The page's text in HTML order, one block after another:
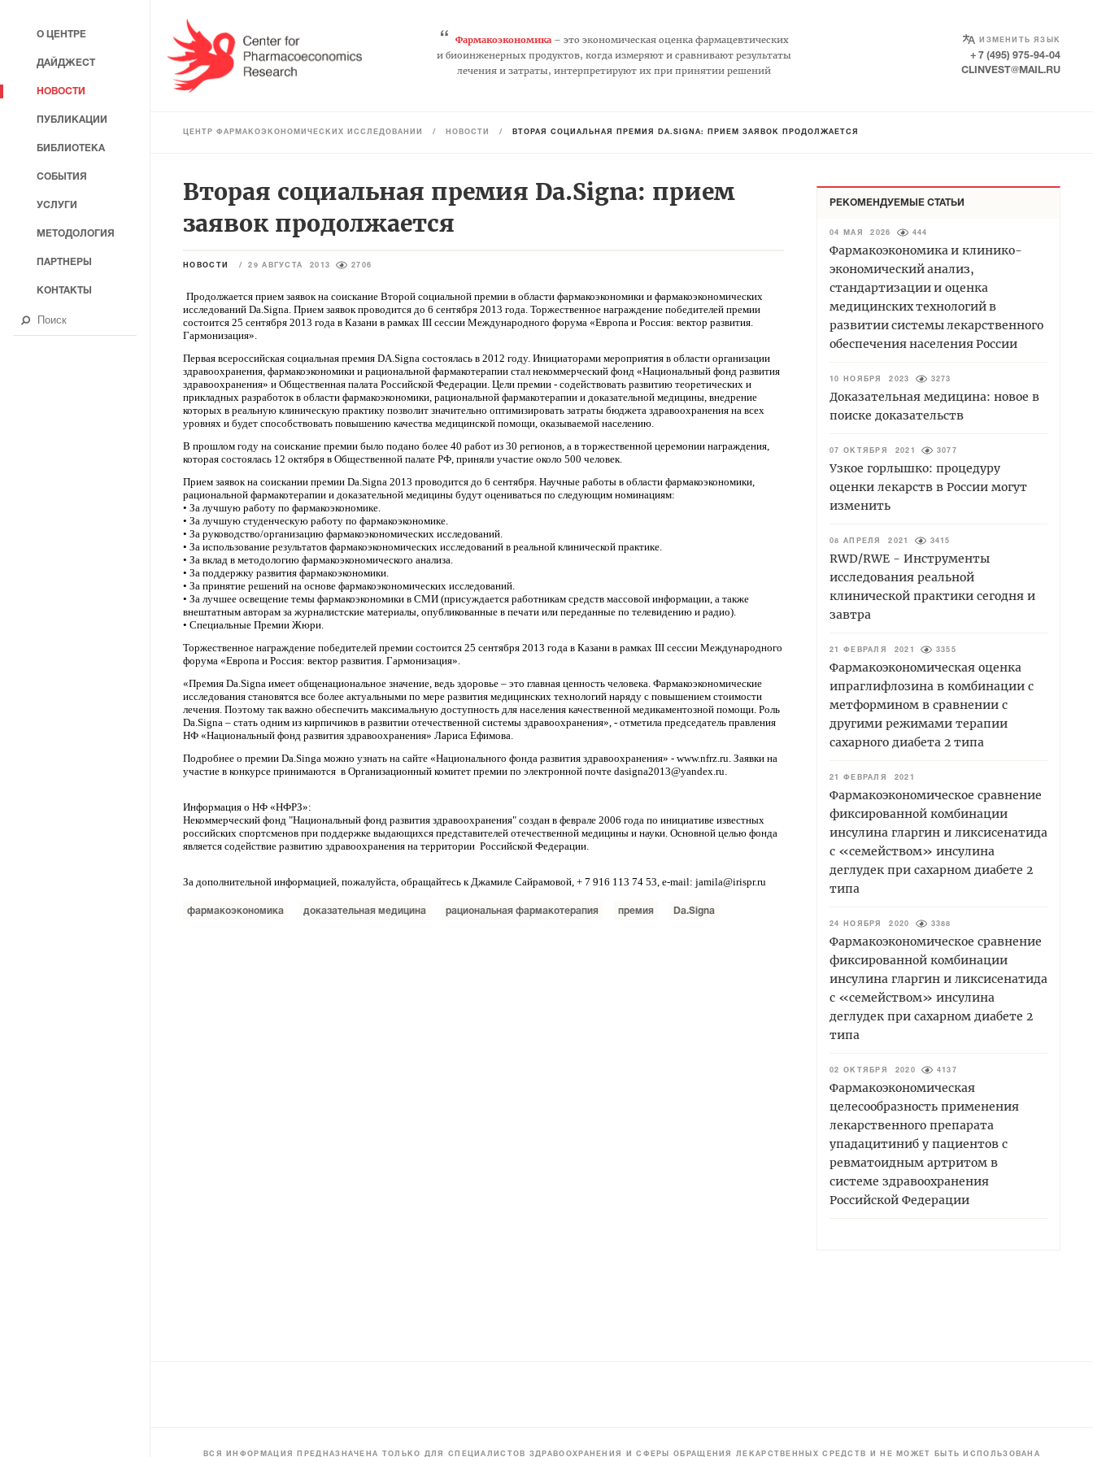
“ Фармакоэкономика– это экономическая оценка фармацевтических
и биоинженерных продуктов, когда измеряют и сравнивают результаты
лечения и затраты, интерпретируют их при принятии решений
ИЗМЕНИТЬ ЯЗЫК
SELECT LANGUAGE
+ 7 (495) 975-94-04
CLINVEST@MAIL.RU
ЦЕНТР ФАРМАКОЭКОНОМИЧЕСКИХ ИССЛЕДОВАНИЙ / НОВОСТИ / ВТОРАЯ СОЦИАЛЬНАЯ ПРЕМИЯ DА.SIGNA: ПРИЕМ ЗАЯВОК ПРОДОЛЖАЕТСЯ
Вторая социальная премия Dа.Signa: прием
заявок продолжается
НОВОСТИ / 29 АВГУСТА 2013 2706
Продолжается прием заявок на соискание Второй социальной премии в области фармакоэкономики и фармакоэкономических
исследований Da.Signa. Прием заявок проводится до 6 сентября 2013 года. Торжественное награждение победителей премии
состоится 25 сентября 2013 года в Казани в рамках III сессии Международного форума «Европа и Россия: вектор развития.
Гармонизация».
Первая всероссийская социальная премия DA.Signa состоялась в 2012 году. Инициаторами мероприятия в области организации
здравоохранения, фармакоэкономики и рациональной фармакотерапии стал некоммерческий фонд «Национальный фонд развития
здравоохранения» и Общественная палата Российской Федерации. Цели премии - содействовать развитию теоретических и
прикладных разработок в области фармакоэкономики, рациональной фармакотерапии и доказательной медицины, внедрение
которых в реальную клиническую практику позволит значительно оптимизировать затраты бюджета здравоохранения на всех
уровнях и будет способствовать повышению качества медицинской помощи, оказываемой населению.
В прошлом году на соискание премии было подано более 40 работ из 30 регионов, а в торжественной церемонии награждения,
которая состоялась 12 октября в Общественной палате РФ, приняли участие около 500 человек.
Прием заявок на соискании премии Da.Signa 2013 проводится до 6 сентября. Научные работы в области фармакоэкономики,
рациональной фармакотерапии и доказательной медицины будут оцениваться по следующим номинациям:
• За лучшую работу по фармакоэкономике.
• За лучшую студенческую работу по фармакоэкономике.
• За руководство/организацию фармакоэкономических исследований.
• За использование результатов фармакоэкономических исследований в реальной клинической практике.
• За вклад в методологию фармакоэкономического анализа.
• За поддержку развития фармакоэкономики.
• За принятие решений на основе фармакоэкономических исследований.
• За лучшее освещение темы фармакоэкономики в СМИ (присуждается работникам средств массовой информации, а также
внештатным авторам за журналистские материалы, опубликованные в печати или переданные по телевидению и радио).
• Специальные Премии Жюри.
Торжественное награждение победителей премии состоится 25 сентября 2013 года в Казани в рамках III сессии Международного
форума «Европа и Россия: вектор развития. Гармонизация».
«Премия Da.Signa имеет общенациональное значение, ведь здоровье – это главная ценность человека. Фармакоэкономические
исследования становятся все более актуальными по мере развития медицинских технологий наряду с повышением стоимости
лечения. Поэтому так важно обеспечить максимальную доступность для населения качественной медикаментозной помощи. Роль
Da.Signa – стать одним из кирпичиков в развитии отечественной системы здравоохранения», - отметила председатель правления
НФ «Национальный фонд развития здравоохранения» Лариса Ефимова.
Подробнее о премии Da.Singa можно узнать на сайте «Национального фонда развития здравоохранения» - www.nfrz.ru. Заявки на
участие в конкурсе принимаются в Организационный комитет премии по электронной почте dasigna2013@yandex.ru.
Информация о НФ «НФРЗ»:
Некоммерческий фонд "Национальный фонд развития здравоохранения" создан в феврале 2006 года по инициативе известных
российских спортсменов при поддержке выдающихся представителей отечественной медицины и науки. Основной целью фонда
является содействие развитию здравоохранения на территории Российской Федерации.
За дополнительной информацией, пожалуйста, обращайтесь к Джамиле Сайрамовой, + 7 916 113 74 53, e-mail: jamila@irispr.ru
фармакоэкономика доказательная медицина рациональная фармакотерапия премия Dа.Signa
РЕКОМЕНДУЕМЫЕ СТАТЬИ
04 МАЯ 2026 444
Фармакоэкономика и клинико-
экономический анализ,
стандартизации и оценка
медицинских технологий в
развитии системы лекарственного
обеспечения населения России
10 НОЯБРЯ 2023 3273
Доказательная медицина: новое в
поиске доказательств
07 ОКТЯБРЯ 2021 3077
Узкое горлышко: процедуру
оценки лекарств в России могут
изменить
08 АПРЕЛЯ 2021 3415
RWD/RWE - Инструменты
исследования реальной
клинической практики сегодня и
завтра
21 ФЕВРАЛЯ 2021 3355
Фармакоэкономическая оценка
ипраглифлозина в комбинации с
метформином в сравнении с
другими режимами терапии
сахарного диабета 2 типа
21 ФЕВРАЛЯ 2021
Фармакоэкономическое сравнение
фиксированной комбинации
инсулина гларгин и ликсисенатида
с «семейством» инсулина
деглудек при сахарном диабете 2
типа
24 НОЯБРЯ 2020 3388
Фармакоэкономическое сравнение
фиксированной комбинации
инсулина гларгин и ликсисенатида
с «семейством» инсулина
деглудек при сахарном диабете 2
типа
02 ОКТЯБРЯ 2020 4137
Фармакоэкономическая
целесообразность применения
лекарственного препарата
упадацитиниб у пациентов с
ревматоидным артритом в
системе здравоохранения
Российской Федерации
ВСЯ ИНФОРМАЦИЯ ПРЕДНАЗНАЧЕНА ТОЛЬКО ДЛЯ СПЕЦИАЛИСТОВ ЗДРАВООХРАНЕНИЯ И СФЕРЫ ОБРАЩЕНИЯ ЛЕКАРСТВЕННЫХ СРЕДСТВ И НЕ МОЖЕТ БЫТЬ ИСПОЛЬЗОВАНА
О ЦЕНТРЕ
ДАЙДЖЕСТ
НОВОСТИ
ПУБЛИКАЦИИ
БИБЛИОТЕКА
СОБЫТИЯ
УСЛУГИ
МЕТОДОЛОГИЯ
ПАРТНЕРЫ
КОНТАКТЫ